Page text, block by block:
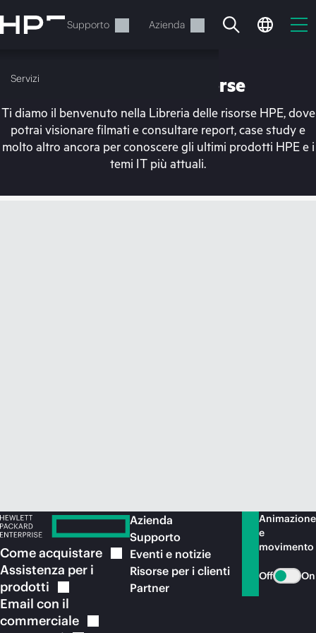
al
contenuto
Servizi Supporto Azienda
Servizi
Il carrello è attualmente
Libreria delle risorse
Ti diamo il benvenuto nella Libreria delle risorse HPE, dove
potrai visionare filmati e consultare report, case study e
molto altro ancora per conoscere gli ultimi prodotti HPE e i
temi IT più attuali.
Comeacquistare
Assistenza per i
prodotti
Email con il
commerciale
Azienda
Supporto
Eventi e notizie
Risorse per i clienti
Partner
Animazione
e
movimento
Off On